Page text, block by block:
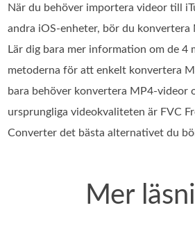
När du behöver importera videor till
andra iOS-enheter, bör du
Lär dig bara mer information om de 4
metoderna för att enkelt konvertera
bara behöver konvertera MP4-videor
ursprungliga videokvaliteten är FVC
Converter det bästa alternativet du
Mer